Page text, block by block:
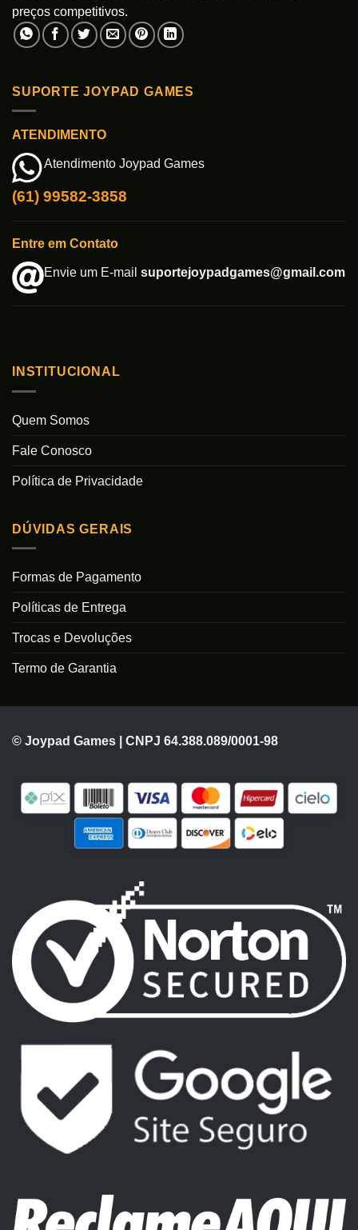
preços competitivos.
SUPORTE JOYPAD GAMES
ATENDIMENTO
Atendimento Joypad Games
(61) 99582-3858
Entre em Contato
Envie um E-mail suportejoypadgames@gmail.com
INSTITUCIONAL
Quem Somos
Fale Conosco
Política de Privacidade
DÚVIDAS GERAIS
Formas de Pagamento
Políticas de Entrega
Trocas e Devoluções
Termo de Garantia
© Joypad Games | CNPJ 64.388.089/0001-98